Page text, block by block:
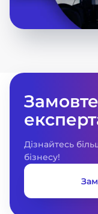
Дізнайтесь
бізнесу!